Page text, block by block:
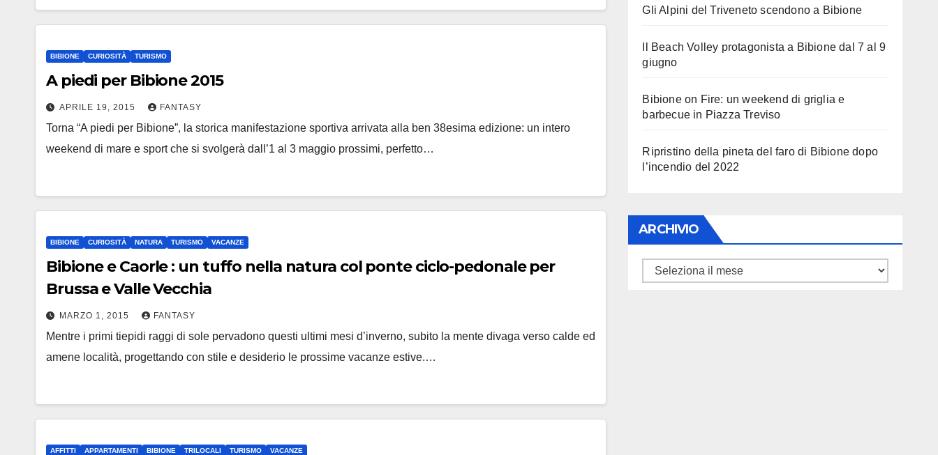
BIBIONE CURIOSITÀ TURISMO
A piedi per Bibione 2015
APRILE 19, 2015 FANTASY
Torna “A piedi per Bibione”, la storica manifestazione sportiva arrivata alla ben 38esima edizione: un intero
weekend di mare e sport che si svolgerà dall’1 al 3 maggio prossimi, perfetto…
BIBIONE CURIOSITÀ NATURA TURISMO VACANZE
Bibione e Caorle : un tuffo nella natura col ponte ciclo-pedonale per
Brussa e Valle Vecchia
MARZO 1, 2015 FANTASY
Mentre i primi tiepidi raggi di sole pervadono questi ultimi mesi d’inverno, subito la mente divaga verso calde ed
amene località, progettando con stile e desiderio le prossime vacanze estive.…
AFFITTI APPARTAMENTI BIBIONE TRILOCALI TURISMO VACANZE
Gli Alpini del Triveneto scendono a Bibione
Il Beach Volley protagonista a Bibione dal 7 al 9
giugno
Bibione on Fire: un weekend di griglia e
barbecue in Piazza Treviso
Ripristino della pineta del faro di Bibione dopo
l’incendio del 2022
ARCHIVIO
ARCHIVIO